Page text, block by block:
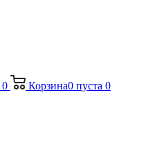
0 Корзина0 пуста 0